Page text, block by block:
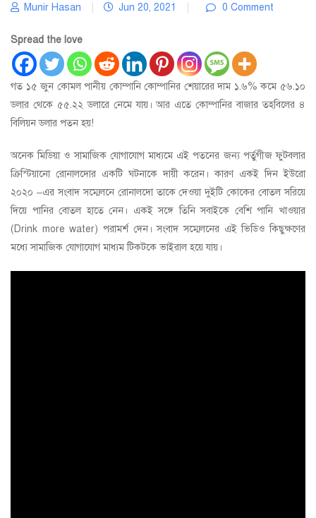
Munir Hasan Jun 20, 2021 0 Comment
Spread the love
গত ১৫ জুন কোমল পানীয় কোম্পানি কোম্পানির শেয়ারের দাম ১.৬% কমে ৫৬.১০
ডলার থেকে ৫৫.২২ ডলারে নেমে যায়। আর এতে কোম্পানির বাজার তহবিলের ৪
বিলিয়ন ডলার পতন হয়!
অনেক মিডিয়া ও সামাজিক যোগাযোগ মাধ্যমে এই পতনের জন্য পর্তুগীজ ফুটবলার
ক্রিস্টিয়ানো রোনালদোর একটি ঘটনাকে দায়ী করেন। কারণ একই দিন ইউরো
২০২০ –এর সংবাদ সম্মেলনে রোনালদো তাকে দেওয়া দুইটি কোকের বোতল সরিয়ে
দিয়ে পানির বোতল হাতে নেন। একই সঙ্গে তিনি সবাইকে বেশি পানি খাওয়ার
(Drink more water) পরামর্শ দেন। সংবাদ সম্মেলনের এই ভিডিও কিছুক্ষণের
মধ্যে সামাজিক যোগাযোগ মাধ্যম টিকটকে ভাইরাল হয়ে যায়।